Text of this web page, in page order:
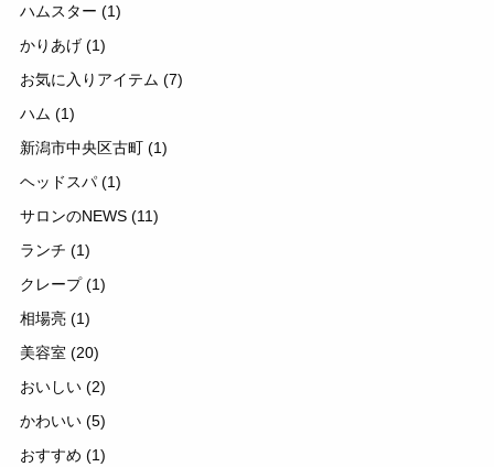
ハムスター (1)
かりあげ (1)
お気に入りアイテム (7)
ハム (1)
新潟市中央区古町 (1)
ヘッドスパ (1)
サロンのNEWS (11)
ランチ (1)
クレープ(1)
相場亮 (1)
美容室 (20)
おいしい (2)
かわいい (5)
おすすめ (1)